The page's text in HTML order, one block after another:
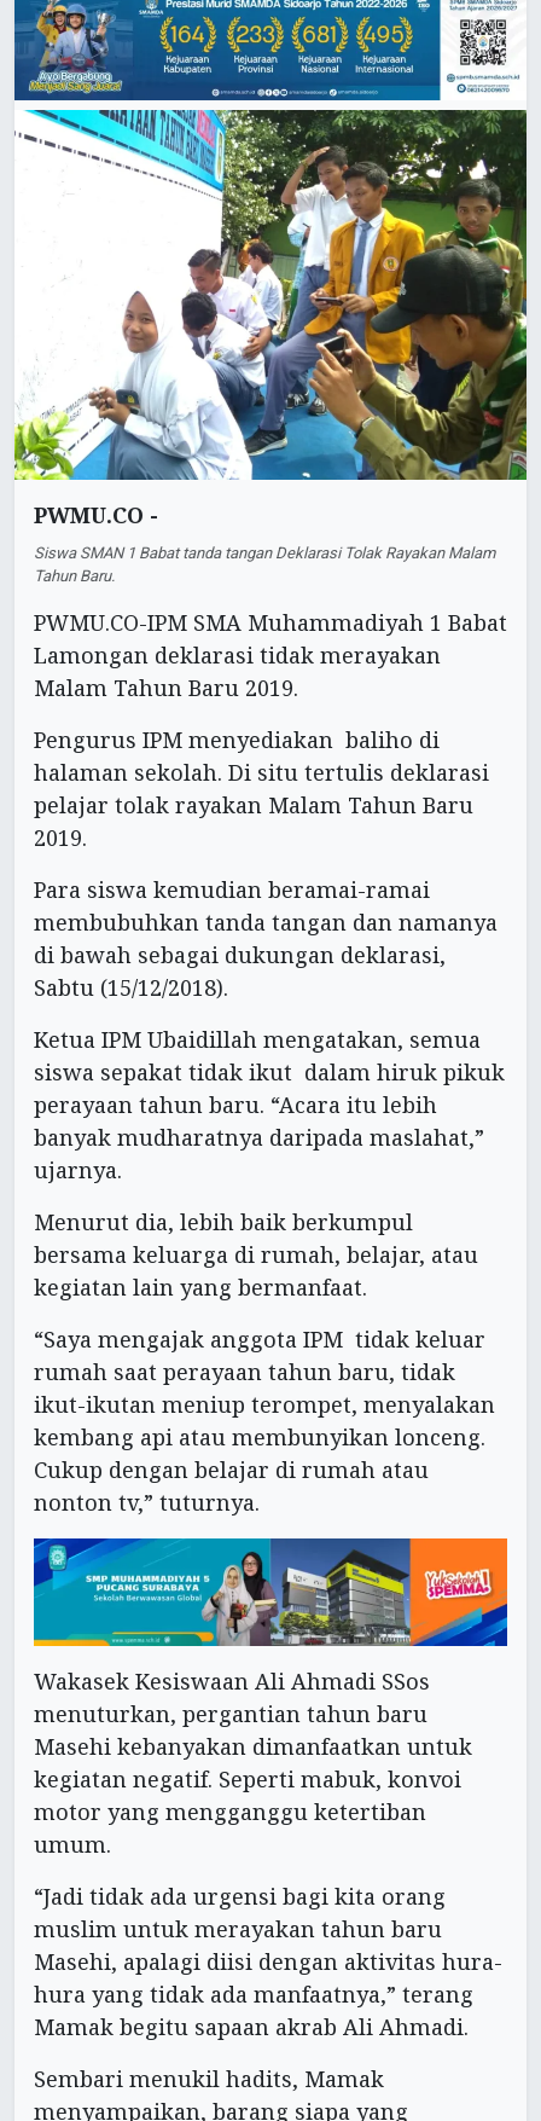
PWMU.CO -
Siswa SMAN 1 Babat tanda tangan Deklarasi Tolak Rayakan Malam
Tahun Baru.
PWMU.CO-IPM SMA Muhammadiyah 1 Babat
Lamongan deklarasi tidak merayakan
Malam Tahun Baru 2019.
Pengurus IPM menyediakan baliho di
halaman sekolah. Di situ tertulis deklarasi
pelajar tolak rayakan Malam Tahun Baru
2019.
Para siswa kemudian beramai-ramai
membubuhkan tanda tangan dan namanya
di bawah sebagai dukungan deklarasi,
Sabtu (15/12/2018).
Ketua IPM Ubaidillah mengatakan, semua
siswa sepakat tidak ikut dalam hiruk pikuk
perayaan tahun baru. “Acara itu lebih
banyak mudharatnya daripada maslahat,”
ujarnya.
Menurut dia, lebih baik berkumpul
bersama keluarga di rumah, belajar, atau
kegiatan lain yang bermanfaat.
“Saya mengajak anggota IPM tidak keluar
rumah saat perayaan tahun baru, tidak
ikut-ikutan meniup terompet, menyalakan
kembang api atau membunyikan lonceng.
Cukup dengan belajar di rumah atau
nonton tv,” tuturnya.
Wakasek Kesiswaan Ali Ahmadi SSos
menuturkan, pergantian tahun baru
Masehi kebanyakan dimanfaatkan untuk
kegiatan negatif. Seperti mabuk, konvoi
motor yang mengganggu ketertiban
umum.
“Jadi tidak ada urgensi bagi kita orang
muslim untuk merayakan tahun baru
Masehi, apalagi diisi dengan aktivitas hura-
hura yang tidak ada manfaatnya,” terang
Mamak begitu sapaan akrab Ali Ahmadi.
Sembari menukil hadits, Mamak
menyampaikan, barang siapa yang